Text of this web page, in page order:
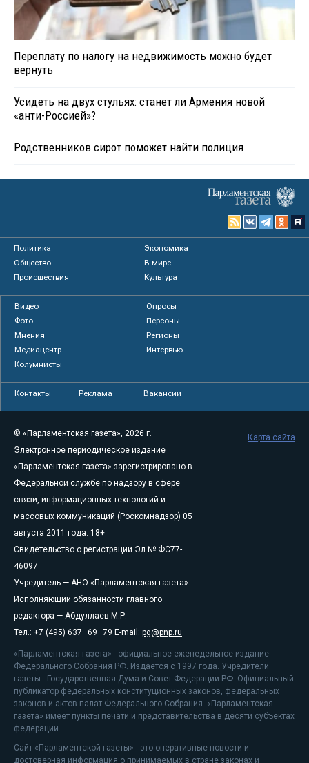
Переплату по налогу на недвижимость можно будет
вернуть
Усидеть на двух стульях: станет ли Армения новой
«анти-Россией»?
Родственников сирот поможет найти полиция
Политика
Экономика
Общество
В мире
Происшествия
Культура
Видео
Опросы
Фото
Персоны
Мнения
Регионы
Медиацентр
Интервью
Колумнисты
Контакты Реклама Вакансии
© «Парламентская газета», 2026 г.
Электронное периодическое издание
«Парламентская газета» зарегистрировано в
Федеральной службе по надзору в сфере
связи, информационных технологий и
массовых коммуникаций (Роскомнадзор) 05
августа 2011 года. 18+
Свидетельство о регистрации Эл № ФС77-
46097
Учредитель — АНО «Парламентская газета»
Исполняющий обязанности главного
редактора — Абдуллаев М.Р.
Тел.: +7 (495) 637–69–79 E-mail: pg@pnp.ru
«Парламентская газета» - официальное еженедельное издание
Федерального Собрания РФ. Издается с 1997 года. Учредители
газеты - Государственная Дума и Совет Федерации РФ. Официальный
публикатор федеральных конституционных законов, федеральных
законов и актов палат Федерального Собрания. «Парламентская
газета» имеет пункты печати и представительства в десяти субъектах
федерации.
Сайт «Парламентской газеты» - это оперативные новости и
достоверная информация о принимаемых в стране законах и
Карта сайта